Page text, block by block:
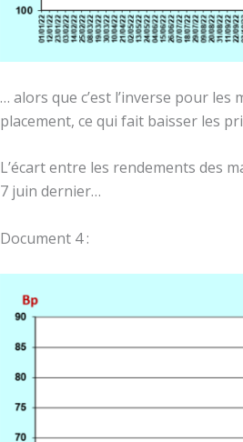
… alors que c’est l’inverse pour
placement, ce qui fait baisser les
L’écart entre les rendements des
7 juin dernier…
Document 4 :